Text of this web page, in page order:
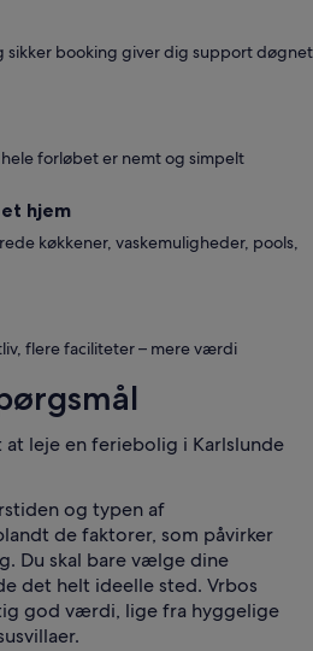
sikker booking giver dig support døgnet
forløbet er nemt og simpelt
hjem
køkkener, vaskemuligheder, pools,
flere faciliteter – mere værdi
leje en feriebolig i Karlslunde
og typen af
de faktorer, som påvirker
Du skal bare vælge dine
det helt ideelle sted. Vrbos
god værdi, lige fra hyggelige